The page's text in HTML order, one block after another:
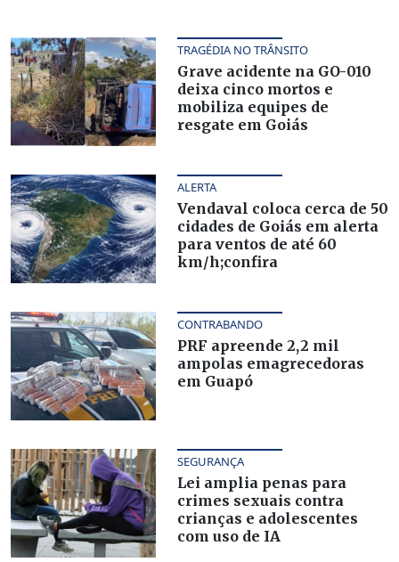
TRAGÉDIA NO TRÂNSITO
Grave acidente na GO-010
deixa cinco mortos e
mobiliza equipes de
resgate em Goiás
ALERTA
Vendaval coloca cerca de 50
cidades de Goiás em alerta
para ventos de até 60
km/h;confira
CONTRABANDO
PRF apreende 2,2 mil
ampolas emagrecedoras
em Guapó
SEGURANÇA
Lei amplia penas para
crimes sexuais contra
crianças e adolescentes
com uso de IA